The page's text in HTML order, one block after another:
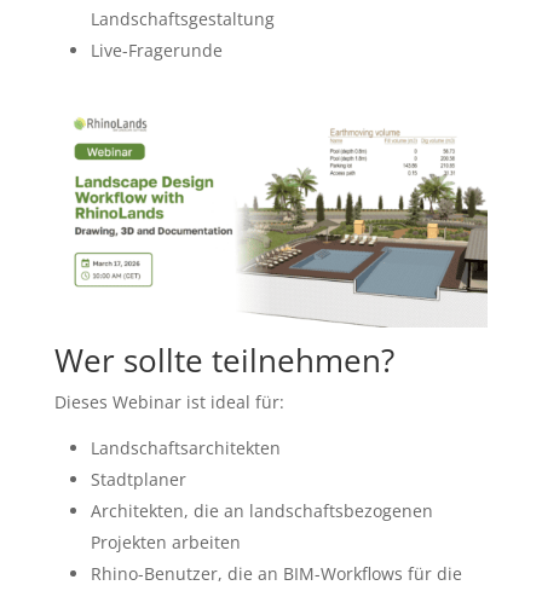
Landschaftsgestaltung
Live-Fragerunde
Wer sollte teilnehmen?
Dieses Webinar ist ideal für:
Landschaftsarchitekten
Stadtplaner
Architekten, die an landschaftsbezogenen
Projekten arbeiten
Rhino-Benutzer, die an BIM-Workflows für die